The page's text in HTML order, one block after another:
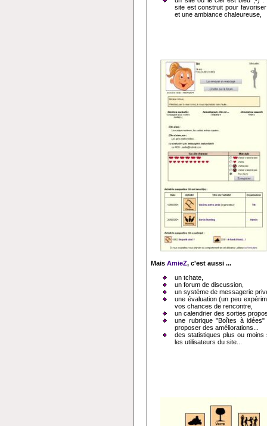
site est construit pour
et une ambiance chaleureuse,
Mais AmieZ, c'est aussi ...
un tchate,
un forum de discussion,
un système de messagerie
une évaluation (un peu
vos chances de rencontre,
un calendrier des sorties
une rubrique "Boîtes à idées"
proposer des améliorations...
des statistiques plus ou moins
les utilisateurs du site...